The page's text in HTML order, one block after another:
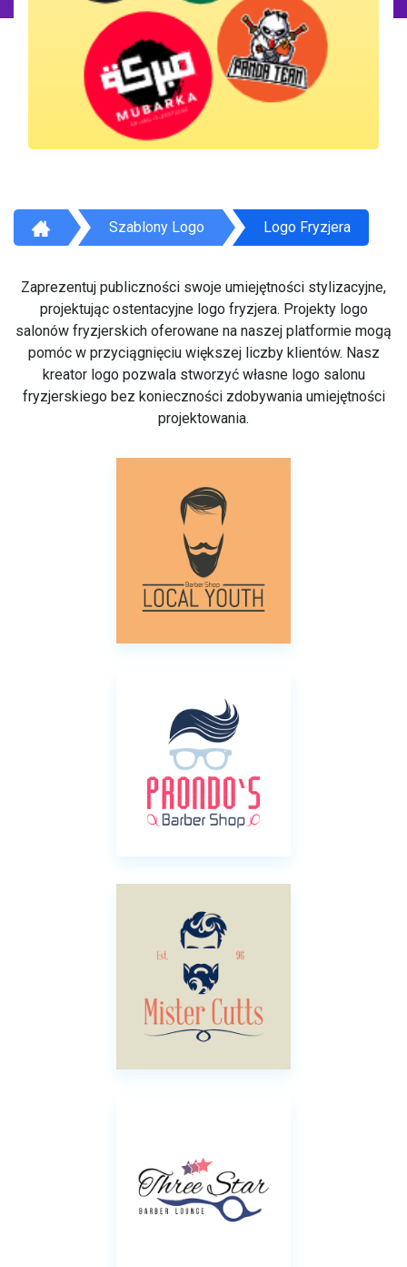
Szablony Logo Logo Fryzjera
Zaprezentuj publiczności swoje umiejętności stylizacyjne,
projektując ostentacyjne logo fryzjera. Projekty logo
salonów fryzjerskich oferowane na naszej platformie mogą
pomóc w przyciągnięciu większej liczby klientów. Nasz
kreator logo pozwala stworzyć własne logo salonu
fryzjerskiego bez konieczności zdobywania umiejętności
projektowania.